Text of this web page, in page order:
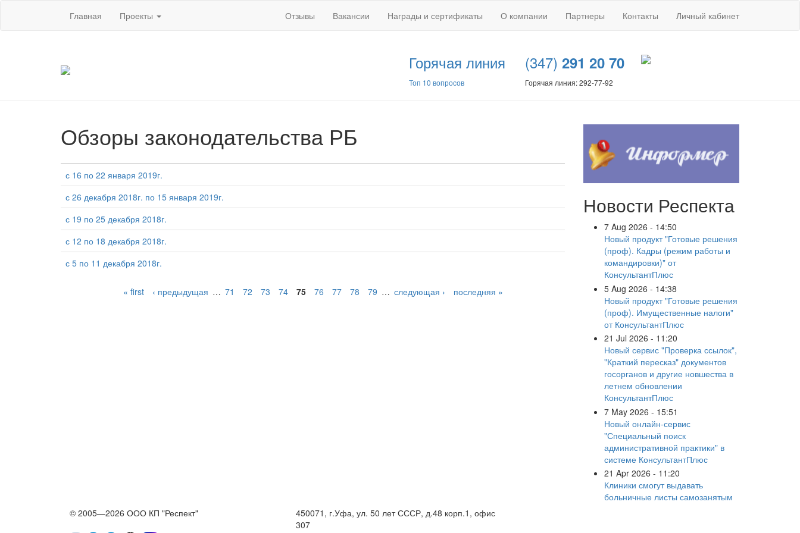
Главная Проекты Отзывы Вакансии Награды и сертификаты О компании Партнеры Контакты Личный кабинет
Горячая линия
Топ 10 вопросов
(347) 291 20 70
Горячая линия: 292-77-92
Обзоры законодательства РБ
с 16 по 22 января 2019г.
с 26 декабря 2018г. по 15 января 2019г.
с 19 по 25 декабря 2018г.
с 12 по 18 декабря 2018г.
с 5 по 11 декабря 2018г.
« first ‹ предыдущая … 71 72 73 74 75 76 77 78 79 … следующая › последняя »
Новости Респекта
7 Aug 2026 - 14:50
Новый продукт "Готовые решения
(проф). Кадры (режим работы и
командировки)" от
КонсультантПлюс
5 Aug 2026 - 14:38
Новый продукт "Готовые решения
(проф). Имущественные налоги"
от КонсультантПлюс
21 Jul 2026 - 11:20
Новый сервис "Проверка ссылок",
"Краткий пересказ" документов
госорганов и другие новшества в
летнем обновлении
КонсультантПлюс
7 May 2026 - 15:51
Новый онлайн-сервис
"Специальный поиск
административной практики" в
системе КонсультантПлюс
21 Apr 2026 - 11:20
Клиники смогут выдавать
больничные листы самозанятым
© 2005—2026 ООО КП "Респект"
450071, г.Уфа, ул. 50 лет СССР, д.48 корп.1, офис
307